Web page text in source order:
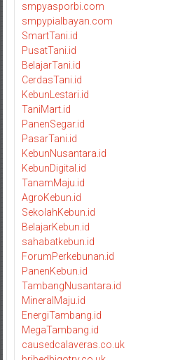
smpyasporbi.com
smpypialbayan.com
SmartTani.id
PusatTani.id
BelajarTani.id
CerdasTani.id
KebunLestari.id
TaniMart.id
PanenSegar.id
PasarTani.id
KebunNusantara.id
KebunDigital.id
TanamMaju.id
AgroKebun.id
SekolahKebun.id
BelajarKebun.id
sahabatkebun.id
ForumPerkebunan.id
PanenKebun.id
TambangNusantara.id
MineralMaju.id
EnergiTambang.id
MegaTambang.id
causedcalaveras.co.uk